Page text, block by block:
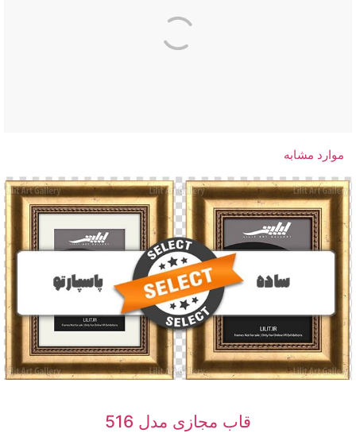
موارد مشابه
قاب مجازی مدل 516